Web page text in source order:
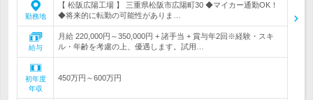
勤務地
【 松阪広陽工場 】 三重県松阪市広陽町30 ◆マイカー通勤OK！
◆将来的に転勤の可能性がありま…
給与
月給 220,000円～350,000円 + 諸手当 + 賞与年2回※経験・スキ
ル・年齢を考慮の上、優遇します。試用…
初年度
年収
450万円～600万円